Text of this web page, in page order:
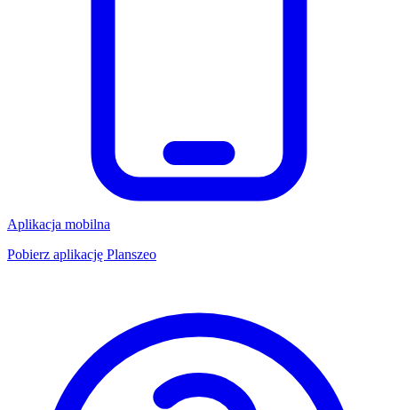
Aplikacja mobilna
Pobierz aplikację Planszeo